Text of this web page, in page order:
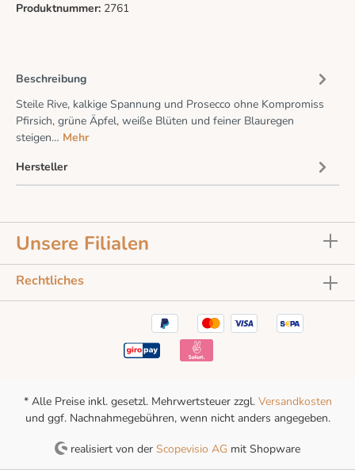
Produktnummer: 2761
Beschreibung
Steile Rive, kalkige Spannung und Prosecco ohne Kompromiss
Pfirsich, grüne Äpfel, weiße Blüten und feiner Blauregen
steigen… Mehr
Hersteller
Unsere Filialen
Rechtliches
* Alle Preise inkl. gesetzl. Mehrwertsteuer zzgl. Versandkosten
und ggf. Nachnahmegebühren, wenn nicht anders angegeben.
realisiert von derScopevisio AG mit Shopware